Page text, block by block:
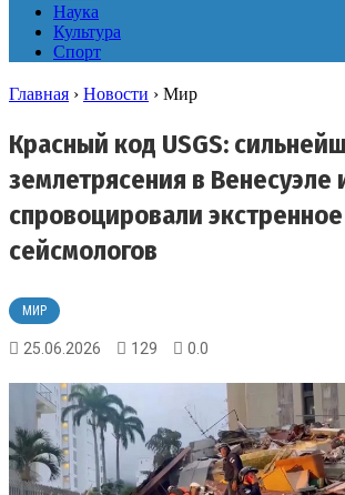
Наука
Культура
Спорт
Главная › Новости › Мир
Красный код USGS:
землетрясения в Венесуэле
спровоцировали
сейсмологов
МИР
25.06.2026 129 0.0